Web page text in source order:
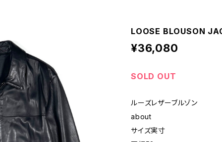
LOOSE BLOUSON
¥36,080
SOLD OUT
ルーズレザーブルゾン
about
サイズ実寸